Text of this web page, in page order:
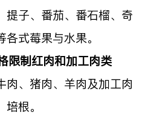
提子、番茄、番石榴、奇
式莓果与水果。
限制红肉和加工肉类
肉、猪肉、羊肉及加工肉
根。